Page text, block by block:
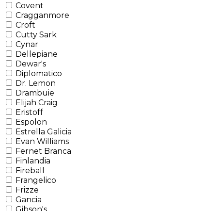
Covent
Cragganmore
Croft
Cutty Sark
Cynar
Dellepiane
Dewar's
Diplomatico
Dr. Lemon
Drambuie
Elijah Craig
Eristoff
Espolon
Estrella Galicia
Evan Williams
Fernet Branca
Finlandia
Fireball
Frangelico
Frizze
Gancia
Gibson's